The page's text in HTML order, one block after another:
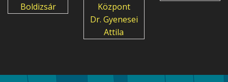
Boldizsár
Központ
Dr. Gyenesei
Attila